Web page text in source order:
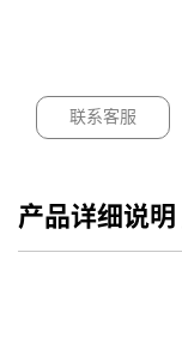
联系客服
产品详细说明